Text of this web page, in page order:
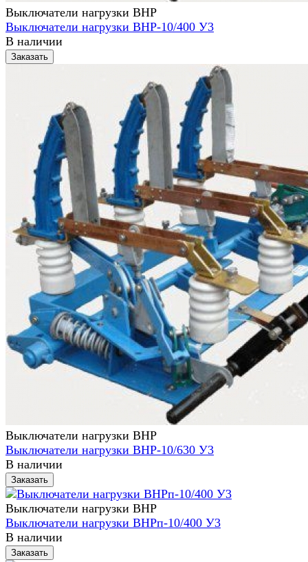
Выключатели нагрузки ВНР
Выключатели нагрузки ВНР-10/400 У3
В наличии
Заказать
Выключатели нагрузки ВНР
Выключатели нагрузки ВНР-10/630 У3
В наличии
Заказать
Выключатели нагрузки ВНР
Выключатели нагрузки ВНРп-10/400 У3
В наличии
Заказать